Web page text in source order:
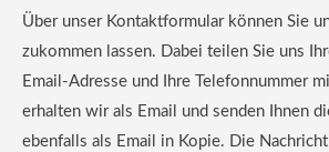
Über unser Kontaktformular können Sie
zukommen lassen. Dabei teilen Sie uns
Email-Adresse und Ihre Telefonnummer
erhalten wir als Email und senden Ihnen
ebenfalls als Email in Kopie. Die